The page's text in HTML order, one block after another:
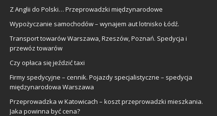
Z Anglii do Polski… Przeprowadzki międzynarodowe
Wypożyczanie samochodów – wynajem aut lotnisko Łódź.
Transport towarów Warszawa, Rzeszów, Poznań. Spedycja i
przewóz towarów
Czy opłaca się jeździć taxi
Firmy spedycyjne – cennik. Pojazdy specjalistyczne – spedycja
międzynarodowa Warszawa
Przeprowadzka w Katowicach – koszt przeprowadzki mieszkania.
Jaka powinna być cena?